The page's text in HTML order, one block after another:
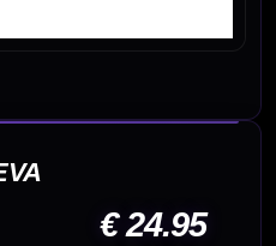
€ 24.95